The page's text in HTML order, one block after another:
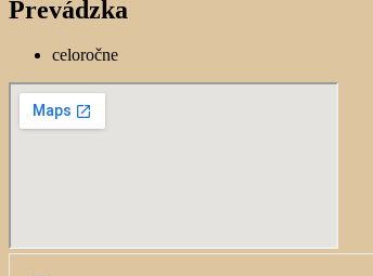
Prevádzka
celoročne